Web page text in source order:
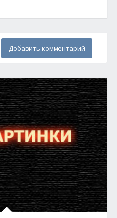
Добавить комментарий